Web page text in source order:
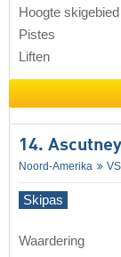
Hoogte skigebied
Pistes
Liften
14.
Noord-Amerika VS
Skipas
Waardering